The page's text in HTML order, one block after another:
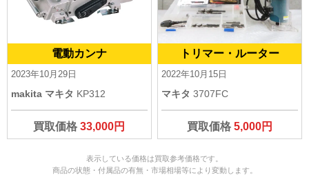
電動カンナ
2023年10月29日
makita マキタ KP312
買取価格33,000円
トリマー・ルーター
2022年10月15日
マキタ 3707FC
買取価格5,000円
表示している価格は買取参考価格です。
商品の状態・付属品の有無・市場相場等により変動します。